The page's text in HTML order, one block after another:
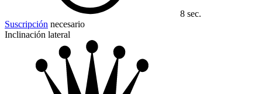
8 sec.
Suscripción necesario
Inclinación lateral